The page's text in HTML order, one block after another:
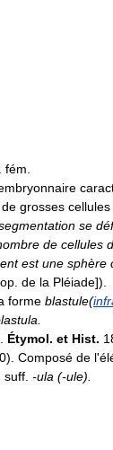
embryonnaire
grosses
se
de cellules
est une sphère
de la Pléiade]).
forme blastule(
Étymol. et Hist.
Composé de
-ula (-ule).